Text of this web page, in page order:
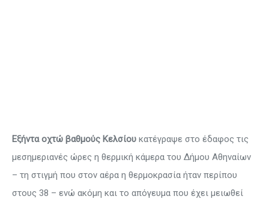
Εξήντα οχτώ βαθμούς Κελσίου κατέγραψε στο έδαφος τις
μεσημεριανές ώρες η θερμική κάμερα του Δήμου Αθηναίων
– τη στιγμή που στον αέρα η θερμοκρασία ήταν περίπου
στους 38 – ενώ ακόμη και το απόγευμα που έχει μειωθεί